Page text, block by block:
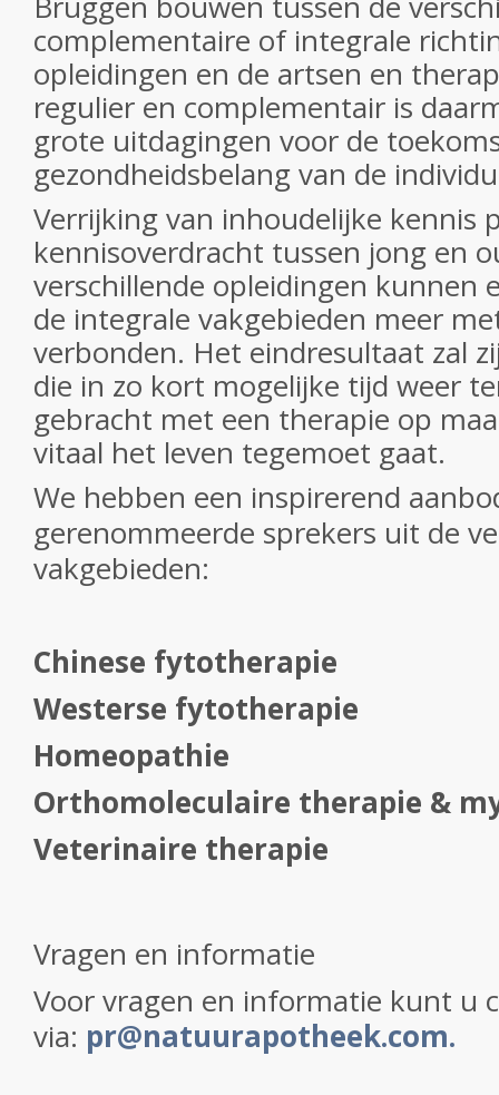
complementaire of integrale
opleidingen en de artsen en
regulier en complementair is
grote uitdagingen voor de
gezondheidsbelang van de
Verrijking van inhoudelijke kennis
kennisoverdracht tussen jong en
verschillende opleidingen kunnen
de integrale vakgebieden meer
verbonden. Het eindresultaat zal
die in zo kort mogelijke tijd weer
gebracht met een therapie op
vitaal het leven tegemoet gaat.
We hebben een inspirerend
gerenommeerde sprekers uit de
vakgebieden:
Chinese fytotherapie
Westerse fytotherapie
Homeopathie
Orthomoleculaire therapie &
Veterinaire therapie
Vragen en informatie
Voor vragen en informatie kunt u
via: pr@natuurapotheek.com.